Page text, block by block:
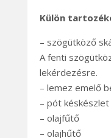
Külön
– szögütköző
A fenti
lekérdezésre.
– lemez emelő
– pót késkészlet
– olajfűtő
– olajhűtő